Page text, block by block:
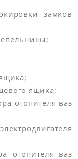
замков
ящика;
отопителя ваз
отопителя ваз